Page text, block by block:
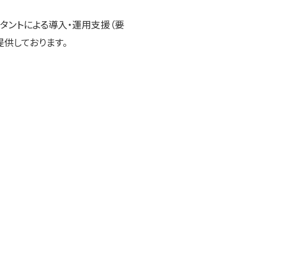
トによる導入・運用支援（要
しております。